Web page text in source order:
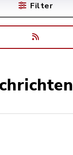
Filter